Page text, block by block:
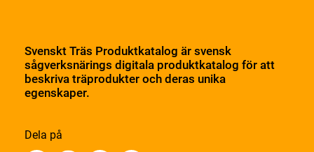
Svenskt Träs Produktkatalog är svensk
sågverksnärings digitala produktkatalog för att
beskriva träprodukter och deras unika
egenskaper.
Dela på